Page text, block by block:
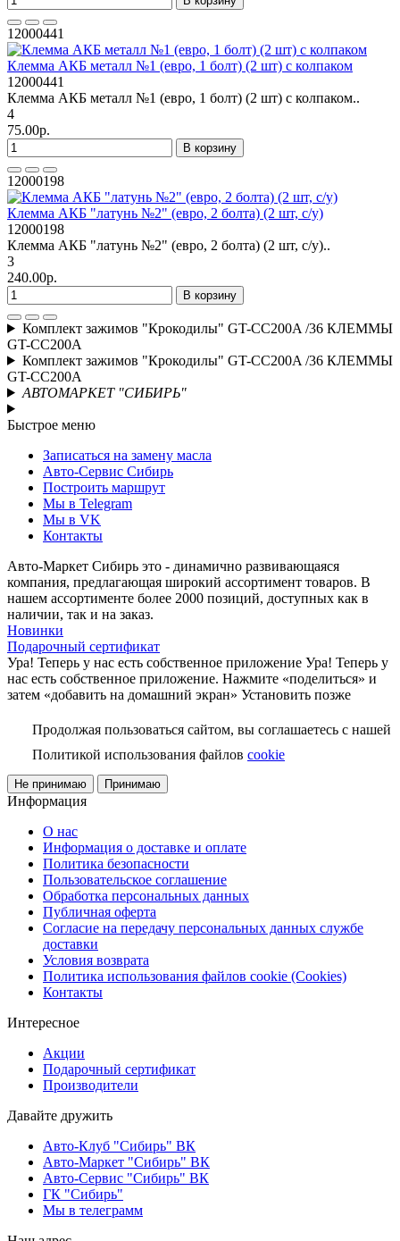
12000441
Клемма АКБ металл №1 (евро, 1 болт) (2 шт) с колпаком
12000441
Клемма АКБ металл №1 (евро, 1 болт) (2 шт) с колпаком..
4
75.00р.
В корзину
12000198
Клемма АКБ "латунь №2" (евро, 2 болта) (2 шт, с/у)
12000198
Клемма АКБ "латунь №2" (евро, 2 болта) (2 шт, с/у)..
3
240.00р.
В корзину
Комплект зажимов "Крокодилы" GT-CC200A /36 КЛЕММЫ
GT-CC200A
Комплект зажимов "Крокодилы" GT-CC200A /36 КЛЕММЫ
GT-CC200A
АВТОМАРКЕТ "СИБИРЬ"
Быстрое меню
Записаться на замену масла
Авто-Сервис Сибирь
Построить маршрут
Мы в Telegram
Мы в VK
Контакты
Авто-Маркет Сибирь это - динамично развивающаяся
компания, предлагающая широкий ассортимент товаров. В
нашем ассортименте более 2000 позиций, доступных как в
наличии, так и на заказ.
Новинки
Подарочный сертификат
Ура! Теперь у нас есть собственное приложение Ура! Теперь у
нас есть собственное приложение. Нажмите «поделиться» и
затем «добавить на домашний экран» Установить позже
Продолжая пользоваться сайтом, вы соглашаетесь с нашей
Политикой использования файлов cookie
Не принимаю Принимаю
Информация
О нас
Информация о доставке и оплате
Политика безопасности
Пользовательское соглашение
Обработка персональных данных
Публичная оферта
Согласие на передачу персональных данных службе
доставки
Условия возврата
Политика использования файлов cookie (Cookies)
Контакты
Интересное
Акции
Подарочный сертификат
Производители
Давайте дружить
Авто-Клуб "Сибирь" ВК
Авто-Маркет "Сибирь" ВК
Авто-Сервис "Сибирь" ВК
ГК "Сибирь"
Мы в телеграмм